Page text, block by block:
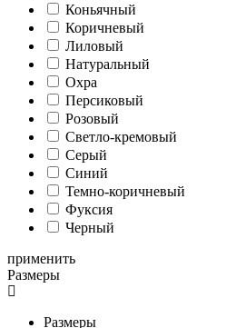
Коньячный
Коричневый
Лиловый
Натуральный
Охра
Персиковый
Розовый
Светло-кремовый
Серый
Синий
Темно-коричневый
Фуксия
Черный
применить
Размеры
Размеры